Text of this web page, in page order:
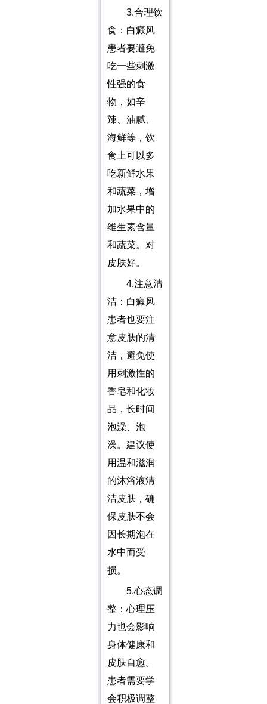
3.合理饮
食：白癜风
患者要避免
吃一些刺激
性强的食
物，如辛
辣、油腻、
海鲜等，饮
食上可以多
吃新鲜水果
和蔬菜，增
加水果中的
维生素含量
和蔬菜。对
皮肤好。
4.注意清
洁：白癜风
患者也要注
意皮肤的清
洁，避免使
用刺激性的
香皂和化妆
品，长时间
泡澡、泡
澡。建议使
用温和滋润
的沐浴液清
洁皮肤，确
保皮肤不会
因长期泡在
水中而受
损。
5.心态调
整：心理压
力也会影响
身体健康和
皮肤自愈。
患者需要学
会积极调整